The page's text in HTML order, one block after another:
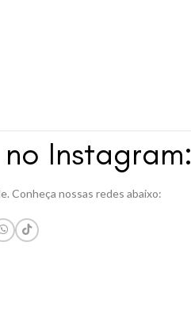
no Instagram:
Conheça nossas redes abaixo: